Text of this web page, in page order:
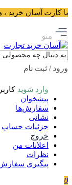
با کارت آسان خرید
منو
ورود / ثبت نام
وارد شوید
پیشخوان
سفارش‌ها
نشانی
جزئیات حساب
خروج
اعلانات من
نظرات
پیگیری
0